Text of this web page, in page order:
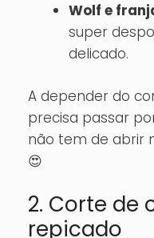
Wolf e
super
delicado.
A depender do
precisa passar
não tem de abrir
😍
2. Corte de
repicado